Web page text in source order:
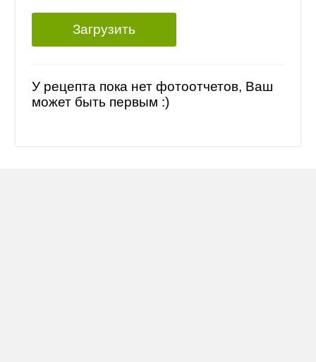
Загрузить
У рецепта пока нет фотоотчетов, Ваш
может быть первым :)